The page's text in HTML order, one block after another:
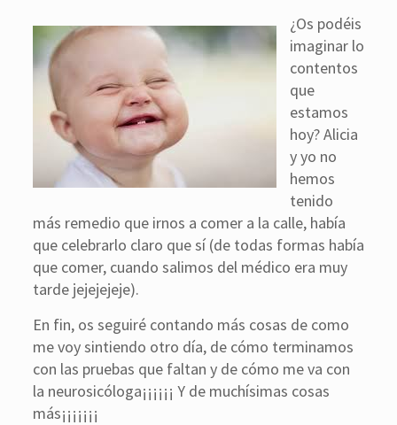
¿Os podéis
imaginar lo
contentos
que
estamos
hoy? Alicia
y yo no
hemos
tenido
más remedio que irnos a comer a la calle, había
que celebrarlo claro que sí (de todas formas había
que comer, cuando salimos del médico era muy
tarde jejejejeje).
En fin, os seguiré contando más cosas de como
me voy sintiendo otro día, de cómo terminamos
con las pruebas que faltan y de cómo me va con
la neurosicóloga¡¡¡¡¡¡ Y de muchísimas cosas
más¡¡¡¡¡¡¡